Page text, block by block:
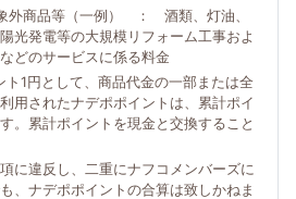
外商品等（一例） ： 酒類、灯油、
光発電等の大規模リフォーム工事およ
どのサービスに係る料金
ト1円として、商品代金の一部または全
用されたナデポポイントは、累計ポイ
。累計ポイントを現金と交換すること
に違反し、二重にナフコメンバーズに
、ナデポポイントの合算は致しかねま